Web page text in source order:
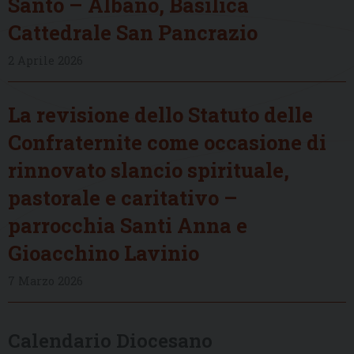
Cattedrale San Pancrazio
La revisione dello Statuto delle
Confraternite come occasione di
rinnovato slancio spirituale,
pastorale e caritativo –
parrocchia Santi Anna e
Gioacchino Lavinio